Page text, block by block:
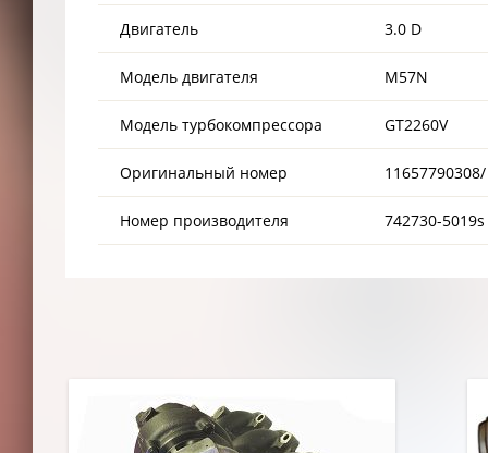
Двигатель 3.0 D
Модель двигателя M57N
Модель турбокомпрессора GT2260V
Оригинальный номер
Номер производителя 742730-5019s